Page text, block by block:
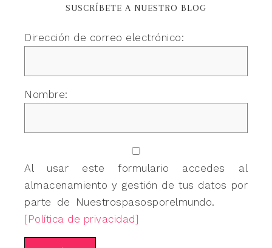
SUSCRÍBETE A NUESTRO BLOG
Dirección de correo electrónico:
Nombre:
Al usar este formulario accedes al
almacenamiento y gestión de tus datos por
parte de Nuestrospasosporelmundo.
[Política de privacidad]